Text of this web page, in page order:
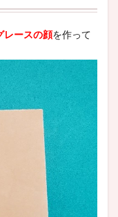
レースの顔を作って